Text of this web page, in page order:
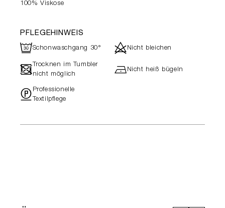
100% Viskose
PFLEGEHINWEIS
RSchonwaschgang 30° dNicht bleichen
- Trocknen im Tumbler
nicht möglich
hNicht heiß bügeln
"Professionelle
Textilpflege